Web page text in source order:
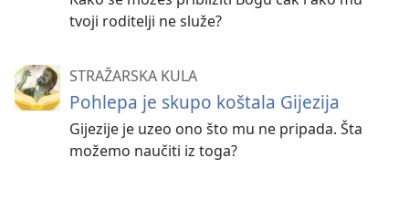
tvoji roditelji ne služe?
STRAŽARSKA KULA
Pohlepa je skupo koštala Gijezija
Gijezije je uzeo ono što mu ne pripada. Šta
možemo naučiti iz toga?